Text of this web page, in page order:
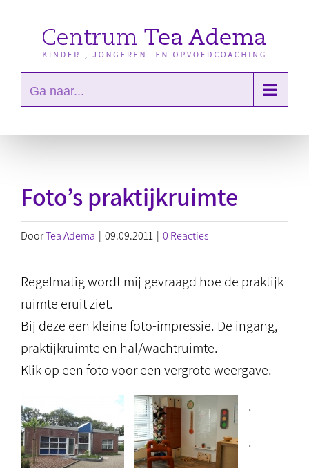
Ga naar...
Foto’s praktijkruimte
DoorTea Adema | 09.09.2011 | 0 Reacties
Regelmatig wordt mij gevraagd hoe de praktijk
ruimte eruit ziet.
Bij deze een kleine foto-impressie. De ingang,
praktijkruimte en hal/wachtruimte.
Klik op een foto voor een vergrote weergave.
.
.